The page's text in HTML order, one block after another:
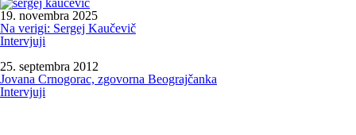
19. novembra 2025
Na verigi: Sergej Kaučevič
Intervjuji
25. septembra 2012
Jovana Crnogorac, zgovorna Beograjčanka
Intervjuji